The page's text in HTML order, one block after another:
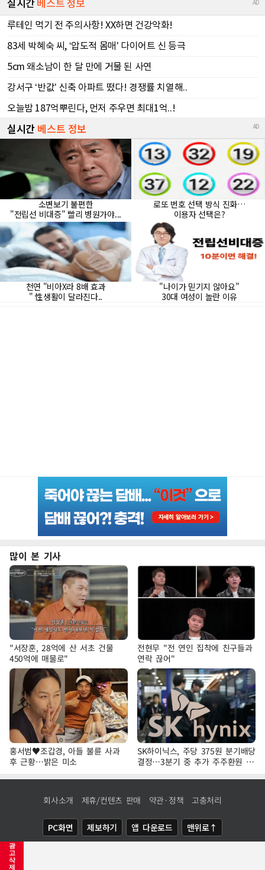
광
고
삭
제
많이 본 기사
"서장훈, 28억에 산 서초 건물
450억에 매물로"
전현무 "전 연인 집착에 친구들과
연락 끊어"
홍서범♥조갑경, 아들 불륜 사과
후 근황…밝은 미소
SK하이닉스, 주당 375원 분기배당
결정…3분기 중 추가 주주환원 발
표
회사소개 제휴/컨텐츠 판매 약관·정책 고충처리
PC화면 제보하기 앱 다운로드 맨위로↑